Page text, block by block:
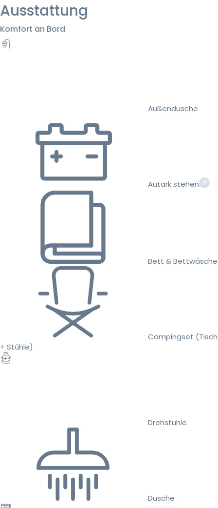
Ausstattung
Komfort an Bord
Außendusche
Autark stehen
Bett & Bettwäsche
Campingset (Tisch
+ Stühle)
Drehstühle
Dusche